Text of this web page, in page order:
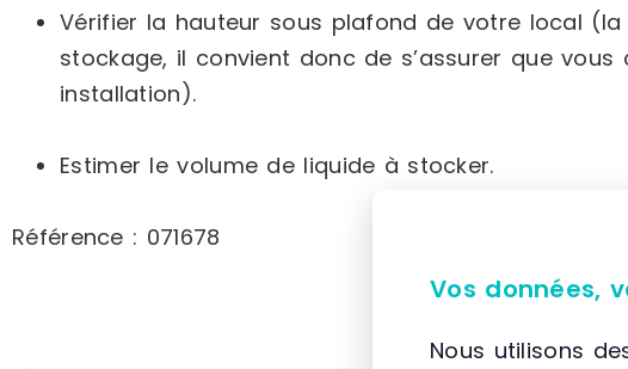
Vérifier la hauteur sous plafond de votre local
stockage, il convient donc de s’assurer que
installation).
Estimer le volume de liquide à stocker.
Référence : 071678
Vos données,
Nous utilisons